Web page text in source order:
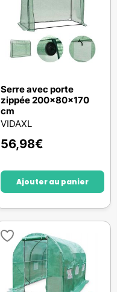
Serre avec porte
zippée 200x80x170
cm
VIDAXL
56,98€
Ajouter au panier